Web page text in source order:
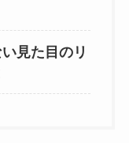
見た目のリ